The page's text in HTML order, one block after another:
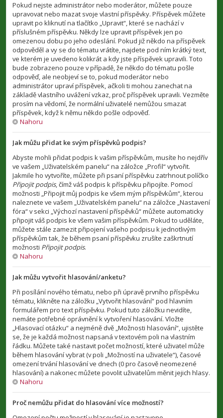
Pokud nejste administrátor nebo moderátor, můžete pouze
upravovat nebo mazat svoje vlastní příspěvky. Příspěvek můžete
upravit po kliknutí na tlačítko „Upravit“, které se nachází v
příslušném příspěvku. Někdy lze upravit příspěvek jen po
omezenou dobu po jeho odeslání. Pokud již někdo na příspěvek
odpověděl a vy se do tématu vrátíte, najdete pod ním krátký text,
ve kterém je uvedeno kolikrát a kdy jste příspěvek upravili. Toto
bude zobrazeno pouze v případě, že někdo do tématu pošle
odpověď, ale neobjeví se to, pokud moderátor nebo
administrátor upraví příspěvek, ačkoli ti mohou zanechat na
základě vlastního uvážení vzkaz, proč příspěvek upravili. Vezměte
prosím na vědomí, že normální uživatelé nemůžou smazat
příspěvek, když k němu někdo pošle odpověď.
Nahoru
Jak můžu přidat ke svým příspěvků podpis?
Abyste mohli přidat podpis k vašim příspěvkům, musíte ho nejdřív
ve vašem „Uživatelském panelu“ na záložce „Profil“ vytvořit.
Jakmile ho vytvoříte, můžete při psaní příspěvku zatrhnout políčko
Připojit podpis, čímž váš podpis k příspěvku připojíte. Pomocí
možnosti „Připojit můj podpis ke všem mým příspěvkům“, kterou
naleznete ve vašem „Uživatelském panelu“ na záložce „Nastavení
fóra“ v sekci „Výchozí nastavení příspěvků“ můžete automaticky
připojit váš podpis ke všem vašim příspěvkům. Pokud to uděláte,
můžete stále zamezit připojení vašeho podpisu k jednotlivým
příspěvkům tak, že během psaní příspěvku zrušíte zaškrtnutí
možnosti Připojit podpis.
Nahoru
Jak můžu vytvořit hlasování/anketu?
Při posílání nového tématu, nebo při úpravě prvního příspěvku
tématu, klikněte na záložku „Vytvořit hlasování“ pod hlavním
formulářem pro text příspěvku. Pokud tuto záložku nevidíte,
nemáte potřebné oprávnění k vytvoření hlasování. Vložte
„Hlasovací otázku“ a nejméně dvě „Možnosti hlasování“, ujistěte
se, že je každá možnost napsaná v textovém poli na vlastním
řádku. Můžete také nastavit počet možností, které uživatel může
během hlasování vybrat (v poli „Možností na uživatele“), časové
omezení trvání hlasování ve dnech (0 pro časově neomezené
hlasování) a nakonec můžete povolit uživatelům měnit jejich hlasy.
Nahoru
Proč nemůžu přidat do hlasování více možností?